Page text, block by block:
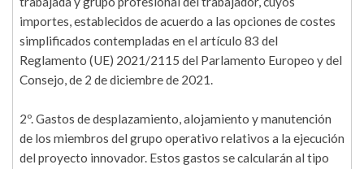
importes, establecidos de acuerdo a las opciones de costes
simplificados contempladas en el artículo 83 del
Reglamento (UE) 2021/2115 del Parlamento Europeo y del
Consejo, de 2 de diciembre de 2021.
2º. Gastos de desplazamiento, alojamiento y manutención
de los miembros del grupo operativo relativos a la ejecución
del proyecto innovador. Estos gastos se calcularán al tipo